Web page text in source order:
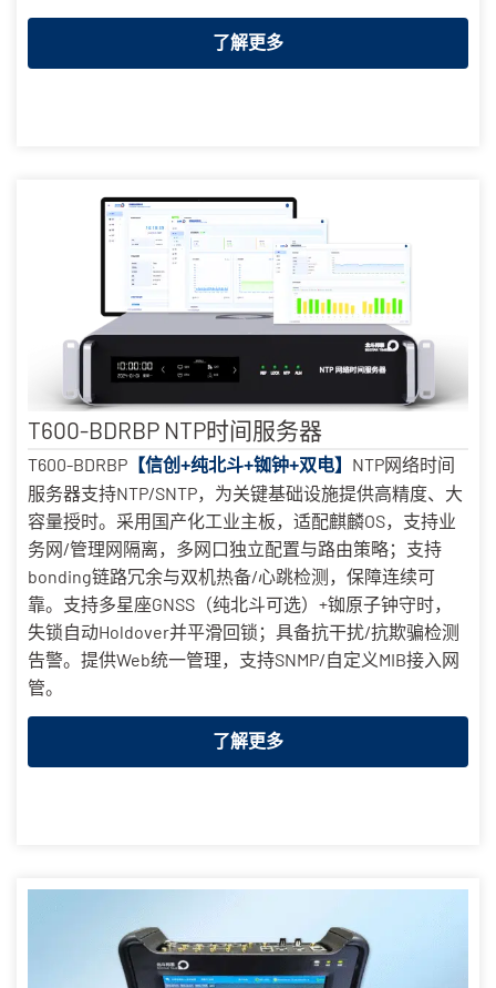
了解更多
T600-BDRBP NTP时间服务器
T600-BDRBP 【信创+纯北斗+铷钟+双电】 NTP网络时间
服务器支持NTP/SNTP，为关键基础设施提供高精度、大
容量授时。采用国产化工业主板，适配麒麟OS，支持业
务网/管理网隔离，多网口独立配置与路由策略；支持
bonding链路冗余与双机热备/心跳检测，保障连续可
靠。支持多星座GNSS（纯北斗可选）+铷原子钟守时，
失锁自动Holdover并平滑回锁；具备抗干扰/抗欺骗检测
告警。提供Web统一管理，支持SNMP/自定义MIB接入网
管。
了解更多